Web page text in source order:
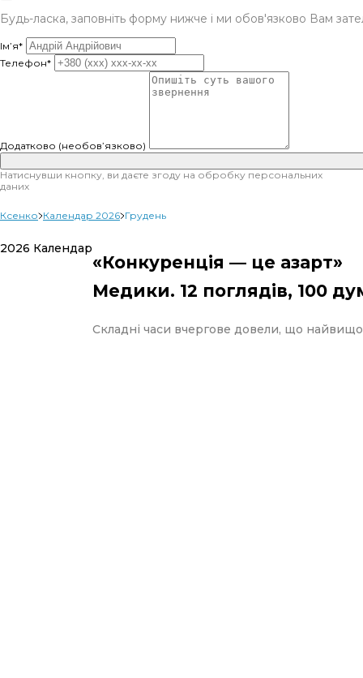
Будь-ласка, заповніть форму нижче і ми обов'язково Вам
Ім’я*
Телефон*
Додатково (необов’язково)
Натиснувши кнопку, ви даєте згоду на обробку персональних
даних
Ксенко Календар 2026 Грудень
2026 Календар
«Конкуренція — це азарт»
Медики. 12 поглядів, 100
Складні часи вчергове довели, що